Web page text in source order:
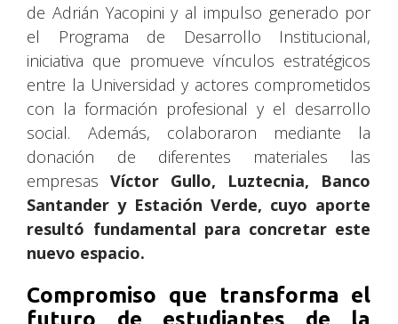
de Adrián Yacopini y al impulso generado por
el Programa de Desarrollo Institucional,
iniciativa que promueve vínculos estratégicos
entre la Universidad y actores comprometidos
con la formación profesional y el desarrollo
social. Además, colaboraron mediante la
donación de diferentes materiales las
empresasVíctor Gullo, Luztecnia, Banco
Santander y Estación Verde, cuyo aporte
resultó fundamental para concretar este
nuevo espacio.
Compromiso que transforma el
futuro de estudiantes de la